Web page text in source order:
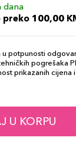
dana
preko 100,00
potpunosti
pogrešaka
prikazanih cijena
U KORPU